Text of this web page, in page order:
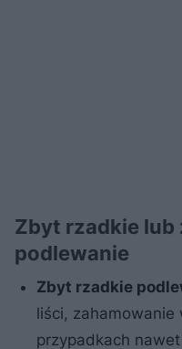
Zbyt rzadkie lub
podlewanie
Zbyt rzadkie
liści, zahamowanie
przypadkach